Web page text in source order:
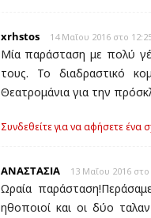
xrhstos 14 Μαΐου 2016 στο
Μία παράσταση με πολύ
τους. Το διαδραστικό
Θεατρομάνια για την
Συνδεθείτε για να αφήσετε ένα
ΑΝΑΣΤΑΣΙΑ 13 Μαΐου 2016
Ωραία
ηθοποιοί και οι δύο